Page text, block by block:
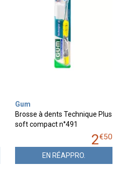
Gum
Brosse à dents Technique Plus
soft compact n°491
2€50
EN RÉAPPRO.